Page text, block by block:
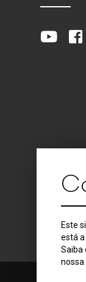
Este
está
Saiba
nossa